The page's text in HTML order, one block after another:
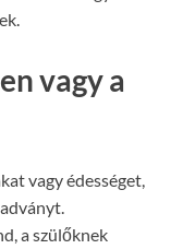
vagy a
vagy édességet,
a szülőknek